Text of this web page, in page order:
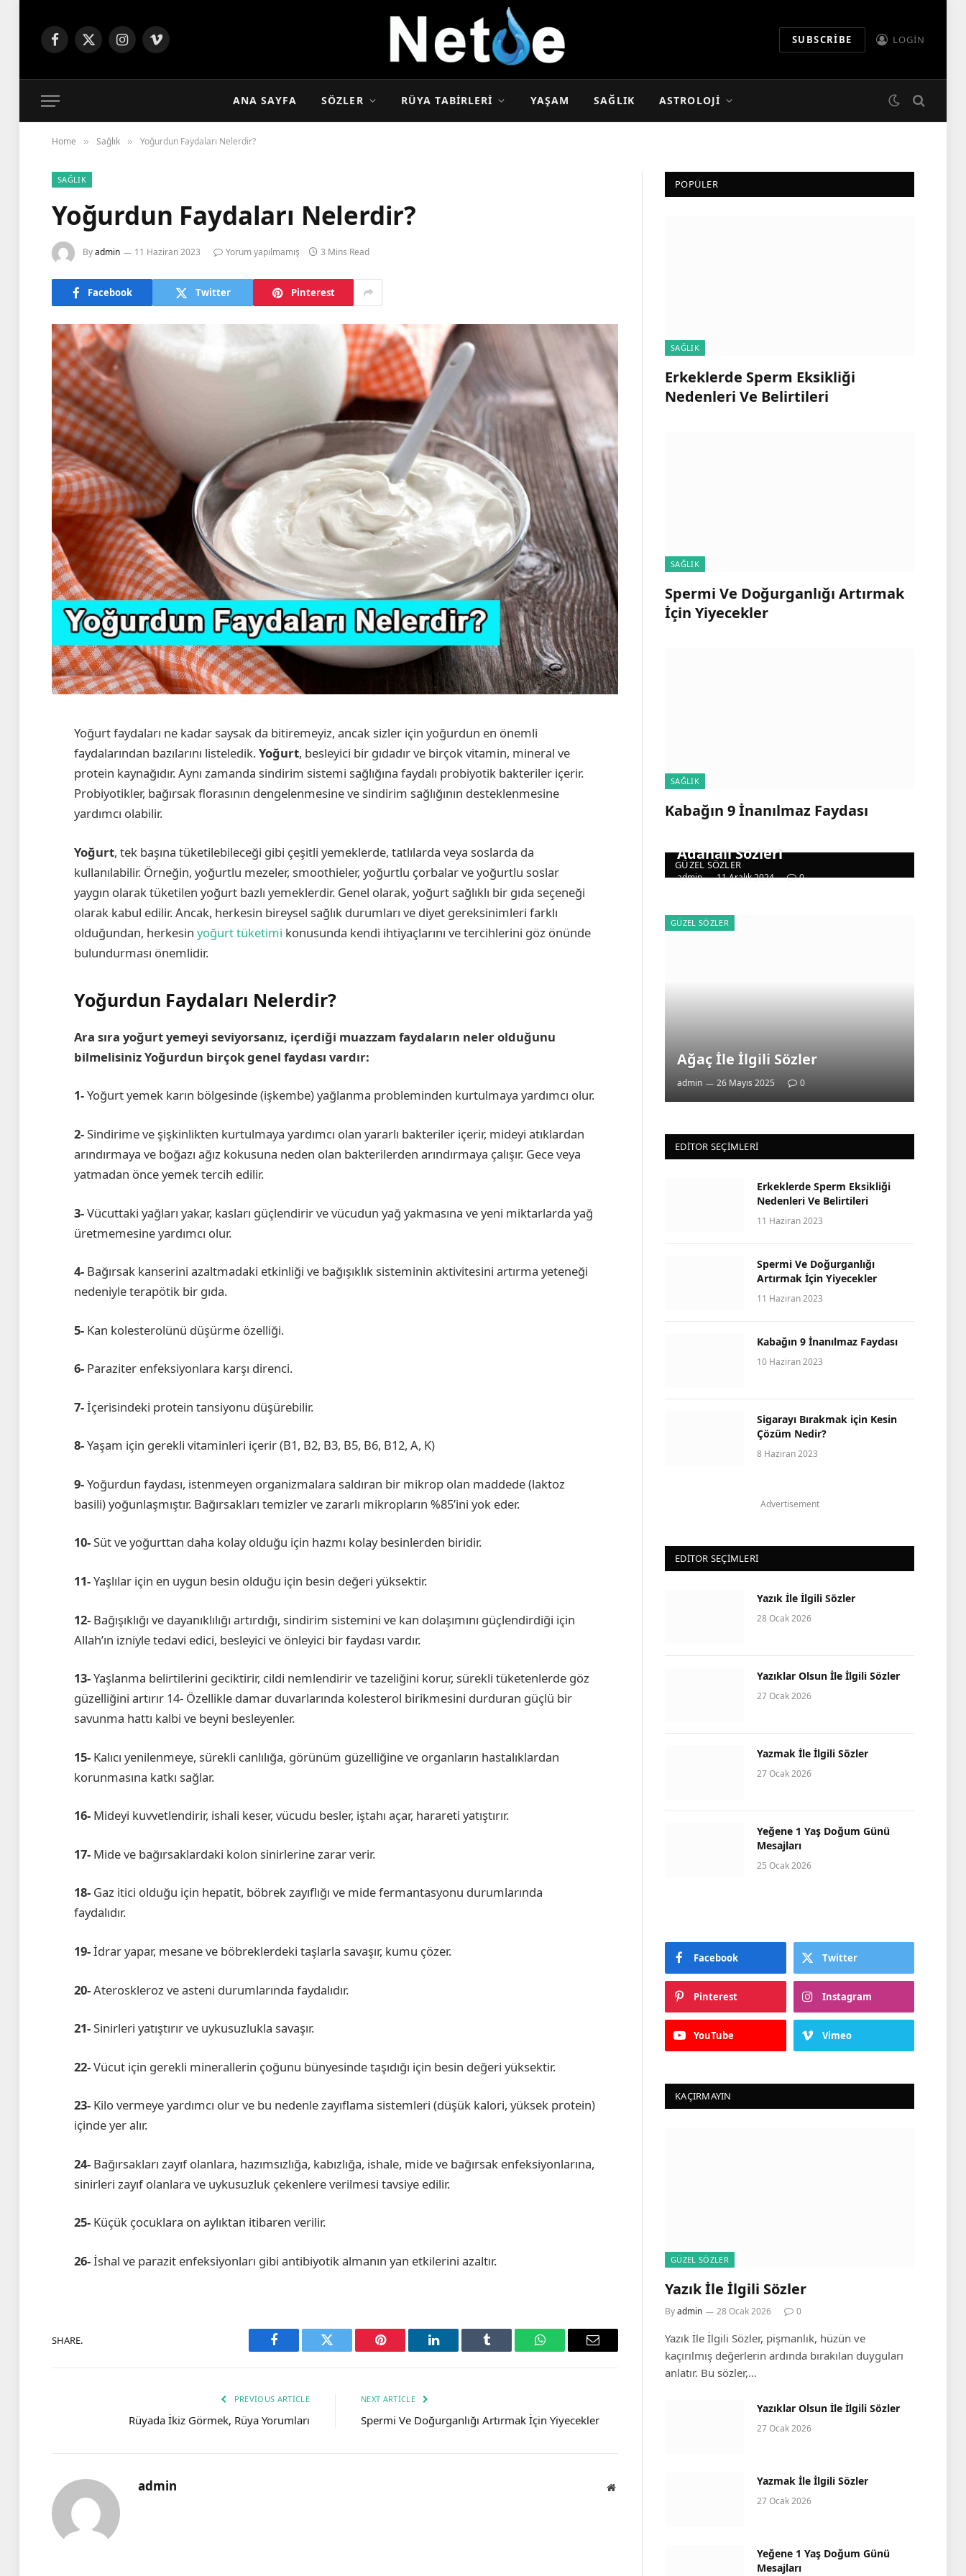
Facebook
X
Instagram
Vimeo SUBSCRIBE LOGIN
ANA SAYFA SÖZLER RÜYA TABIRLERI YAŞAM SAĞLIK ASTROLOJI
Home » Sağlık » Yoğurdun Faydaları Nelerdir?
SAĞLIK
Yoğurdun Faydaları Nelerdir?
Byadmin 11 Haziran 2023 Yorum yapılmamış 3 Mins Read
Facebook Twitter Pinterest
Yoğurt faydaları ne kadar saysak da bitiremeyiz, ancak sizler için yoğurdun en önemli
faydalarından bazılarını listeledik.Yoğurt, besleyici bir gıdadır ve birçok vitamin, mineral ve
protein kaynağıdır. Aynı zamanda sindirim sistemi sağlığına faydalı probiyotik bakteriler içerir.
Probiyotikler, bağırsak florasının dengelenmesine ve sindirim sağlığının desteklenmesine
yardımcı olabilir.
Yoğurt, tek başına tüketilebileceği gibi çeşitli yemeklerde, tatlılarda veya soslarda da
kullanılabilir. Örneğin, yoğurtlu mezeler, smoothieler, yoğurtlu çorbalar ve yoğurtlu soslar
yaygın olarak tüketilen yoğurt bazlı yemeklerdir. Genel olarak, yoğurt sağlıklı bir gıda seçeneği
olarak kabul edilir. Ancak, herkesin bireysel sağlık durumları ve diyet gereksinimleri farklı
olduğundan, herkesin yoğurt tüketimi konusunda kendi ihtiyaçlarını ve tercihlerini göz önünde
bulundurması önemlidir.
Yoğurdun Faydaları Nelerdir?
Ara sıra yoğurt yemeyi seviyorsanız, içerdiği muazzam faydaların neler olduğunu
bilmelisiniz Yoğurdun birçok genel faydası vardır:
1-Yoğurt yemek karın bölgesinde (işkembe) yağlanma probleminden kurtulmaya yardımcı olur.
2-Sindirime ve şişkinlikten kurtulmaya yardımcı olan yararlı bakteriler içerir, mideyi atıklardan
arındırmaya ve boğazı ağız kokusuna neden olan bakterilerden arındırmaya çalışır. Gece veya
yatmadan önce yemek tercih edilir.
3-Vücuttaki yağları yakar, kasları güçlendirir ve vücudun yağ yakmasına ve yeni miktarlarda yağ
üretmemesine yardımcı olur.
4- Bağırsak kanserini azaltmadaki etkinliği ve bağışıklık sisteminin aktivitesini artırma yeteneği
nedeniyle terapötik bir gıda.
5- Kan kolesterolünü düşürme özelliği.
6- Paraziter enfeksiyonlara karşı direnci.
7-İçerisindeki protein tansiyonu düşürebilir.
8-Yaşam için gerekli vitaminleri içerir (B1, B2, B3, B5, B6, B12, A, K)
9-Yoğurdun faydası, istenmeyen organizmalara saldıran bir mikrop olan maddede (laktoz
basili) yoğunlaşmıştır. Bağırsakları temizler ve zararlı mikropların %85’ini yok eder.
10-Süt ve yoğurttan daha kolay olduğu için hazmı kolay besinlerden biridir.
11-Yaşlılar için en uygun besin olduğu için besin değeri yüksektir.
12- Bağışıklığı ve dayanıklılığı artırdığı, sindirim sistemini ve kan dolaşımını güçlendirdiği için
Allah’ın izniyle tedavi edici, besleyici ve önleyici bir faydası vardır.
13-Yaşlanma belirtilerini geciktirir, cildi nemlendirir ve tazeliğini korur, sürekli tüketenlerde göz
güzelliğini artırır 14- Özellikle damar duvarlarında kolesterol birikmesini durduran güçlü bir
savunma hattı kalbi ve beyni besleyenler.
15- Kalıcı yenilenmeye, sürekli canlılığa, görünüm güzelliğine ve organların hastalıklardan
korunmasına katkı sağlar.
16- Mideyi kuvvetlendirir, ishali keser, vücudu besler, iştahı açar, harareti yatıştırır.
17- Mide ve bağırsaklardaki kolon sinirlerine zarar verir.
18- Gaz itici olduğu için hepatit, böbrek zayıflığı ve mide fermantasyonu durumlarında
faydalıdır.
19-İdrar yapar, mesane ve böbreklerdeki taşlarla savaşır, kumu çözer.
20-Ateroskleroz ve asteni durumlarında faydalıdır.
21-Sinirleri yatıştırır ve uykusuzlukla savaşır.
22-Vücut için gerekli minerallerin çoğunu bünyesinde taşıdığı için besin değeri yüksektir.
23- Kilo vermeye yardımcı olur ve bu nedenle zayıflama sistemleri (düşük kalori, yüksek protein)
içinde yer alır.
24- Bağırsakları zayıf olanlara, hazımsızlığa, kabızlığa, ishale, mide ve bağırsak enfeksiyonlarına,
sinirleri zayıf olanlara ve uykusuzluk çekenlere verilmesi tavsiye edilir.
25- Küçük çocuklara on aylıktan itibaren verilir.
26-İshal ve parazit enfeksiyonları gibi antibiyotik almanın yan etkilerini azaltır.
SHARE.
Facebook Twitter Pinterest LinkedIn Tumblr WhatsAppEmail
PREVIOUS ARTICLE
Rüyada İkiz Görmek, Rüya Yorumları
NEXT ARTICLE
Spermi Ve Doğurganlığı Artırmak İçin Yiyecekler
admin Website
POPÜLER
SAĞLIK
Erkeklerde Sperm Eksikliği
Nedenleri Ve Belirtileri
SAĞLIK
Spermi Ve Doğurganlığı Artırmak
İçin Yiyecekler
SAĞLIK
Kabağın 9 İnanılmaz Faydası
GÜZEL SÖZLER
Adanalı Sözleri
admin 11 Aralık 2024 0
GÜZEL SÖZLER
Ağaç İle İlgili Sözler
admin 26 Mayıs 2025 0
EDITOR SEÇIMLERI
Erkeklerde Sperm Eksikliği
Nedenleri Ve Belirtileri
11 Haziran 2023
Spermi Ve Doğurganlığı
Artırmak İçin Yiyecekler
11 Haziran 2023
Kabağın 9 İnanılmaz Faydası
10 Haziran 2023
Sigarayı Bırakmak için Kesin
Çözüm Nedir?
8 Haziran 2023
Advertisement
EDITOR SEÇIMLERI
Yazık İle İlgili Sözler
28 Ocak 2026
Yazıklar Olsun İle İlgili Sözler
27 Ocak 2026
Yazmak İle İlgili Sözler
27 Ocak 2026
Yeğene 1 Yaş Doğum Günü
Mesajları
25 Ocak 2026
Facebook Twitter
Pinterest Instagram
YouTube Vimeo
KAÇIRMAYIN
GÜZEL SÖZLER
Yazık İle İlgili Sözler
Byadmin 28 Ocak 2026 0
Yazık İle İlgili Sözler, pişmanlık, hüzün ve
kaçırılmış değerlerin ardında bırakılan duyguları
anlatır. Bu sözler,…
Yazıklar Olsun İle İlgili Sözler
27 Ocak 2026
Yazmak İle İlgili Sözler
27 Ocak 2026
Yeğene 1 Yaş Doğum Günü
Mesajları